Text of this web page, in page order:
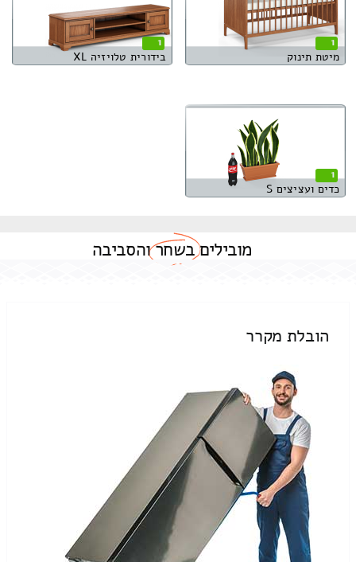
1
מיטת תינוק
1
בידורית טלויזיה XL
1
כדים ועציצים S
מוביליםבשחרוהסביבה
הובלת מקרר